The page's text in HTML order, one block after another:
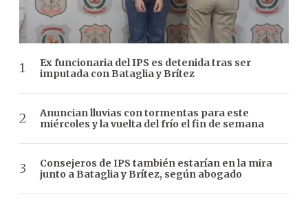
Ex funcionaria del IPS es detenida tras ser
imputada con Bataglia y Brítez
Anuncian lluvias con tormentas para este
miércoles y la vuelta del frío el fin de semana
Consejeros de IPS también estarían en la mira
junto a Bataglia y Brítez, según abogado